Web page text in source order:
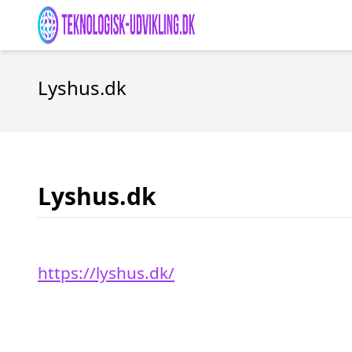
Lyshus.dk
Lyshus.dk
https://lyshus.dk/